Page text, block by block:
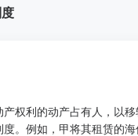
权利的动产占有人，以
。例如，甲将其租赁的